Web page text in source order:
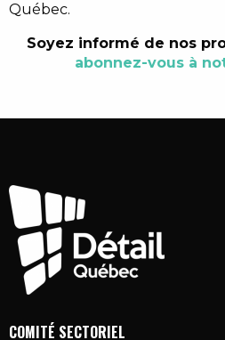
Québec.
Soyez informé de nos
abonnez-vous à
COMITÉ SECTORIEL